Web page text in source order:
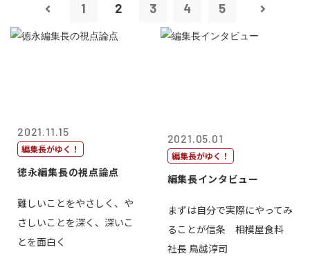
1 2 3 4 5
2021.11.15
編集長がゆく！
徳永編集長の視点論点
難しいことをやさしく、や
さしいことを深く、深いこ
とを面白く
2021.05.01
編集長がゆく！
編集長インタビュー
まずは自分で実際にやってみ
ることが信条 相模屋食料
社長 鳥越淳司